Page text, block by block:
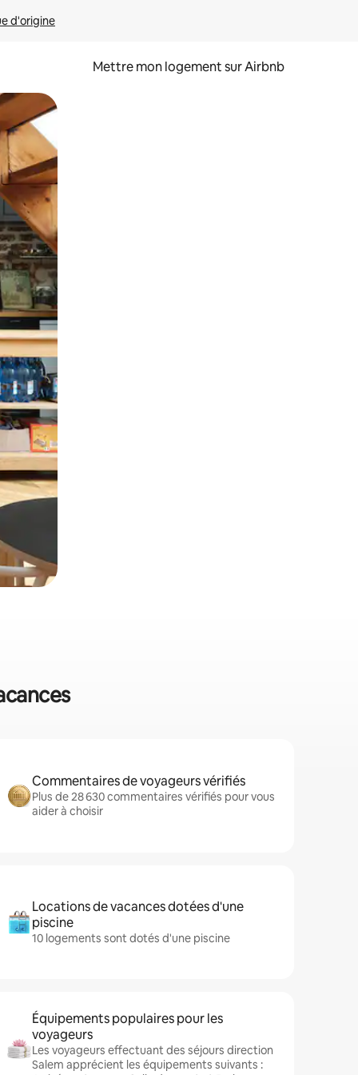
d'origine
Mettre mon logement sur Airbnb
glisser.
Commentaires de voyageurs vérifiés
Plus de 28 630 commentaires vérifiés pour vous
aider à choisir
Locations de vacances dotées d'une
piscine
10 logements sont dotés d'une piscine
Équipements populaires pour les
voyageurs
Les voyageurs effectuant des séjours direction
Salem apprécient les équipements suivants :